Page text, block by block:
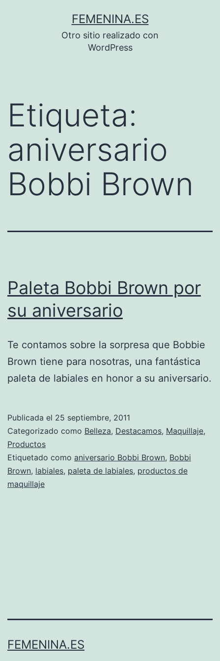
FEMENINA.ES
Otro sitio realizado con
WordPress
Etiqueta:
aniversario
Bobbi Brown
Paleta Bobbi Brown por
su aniversario
Te contamos sobre la sorpresa que Bobbie
Brown tiene para nosotras, una fantástica
paleta de labiales en honor a su aniversario.
Publicada el 25 septiembre, 2011
Categorizado como Belleza, Destacamos, Maquillaje,
Productos
Etiquetado como aniversario Bobbi Brown, Bobbi
Brown, labiales, paleta de labiales, productos de
maquillaje
FEMENINA.ES